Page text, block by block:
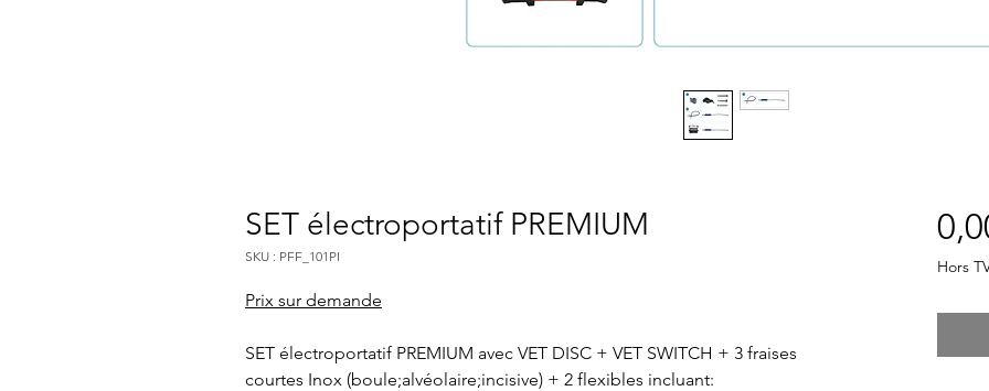
SET électroportatif PREMIUM
SKU : PFF_101PI
Prix sur demande
SET électroportatif PREMIUM avec VET DISC + VET SWITCH + 3 fraises
courtes Inox (boule;alvéolaire;incisive) + 2 flexibles incluant:
Hors